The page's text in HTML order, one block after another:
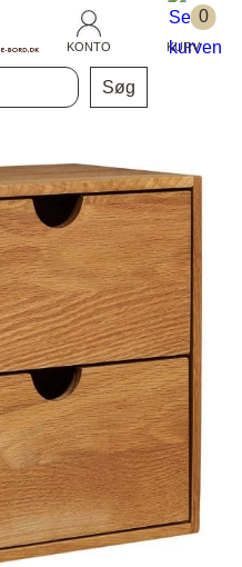
KONTO
0
KURV